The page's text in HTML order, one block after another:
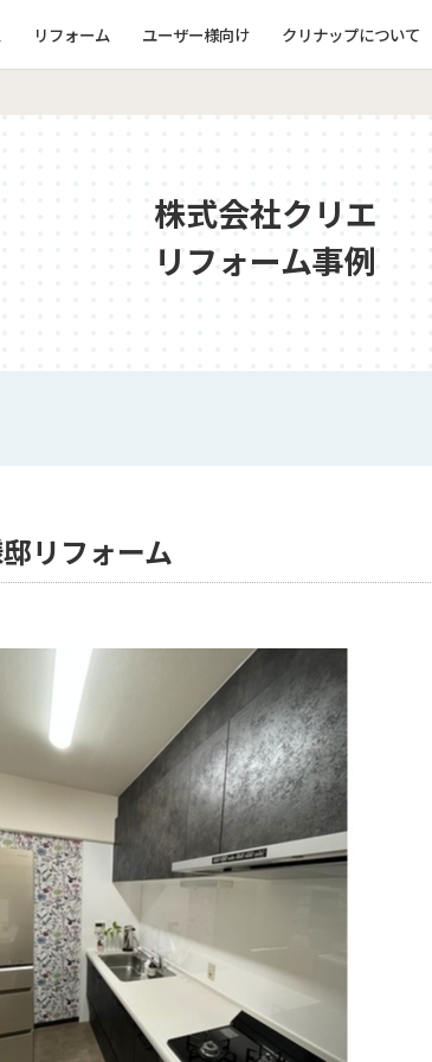
リフォーム ユーザー様向け クリナップについて
株式会社クリエ
リフォーム事例
リフォーム